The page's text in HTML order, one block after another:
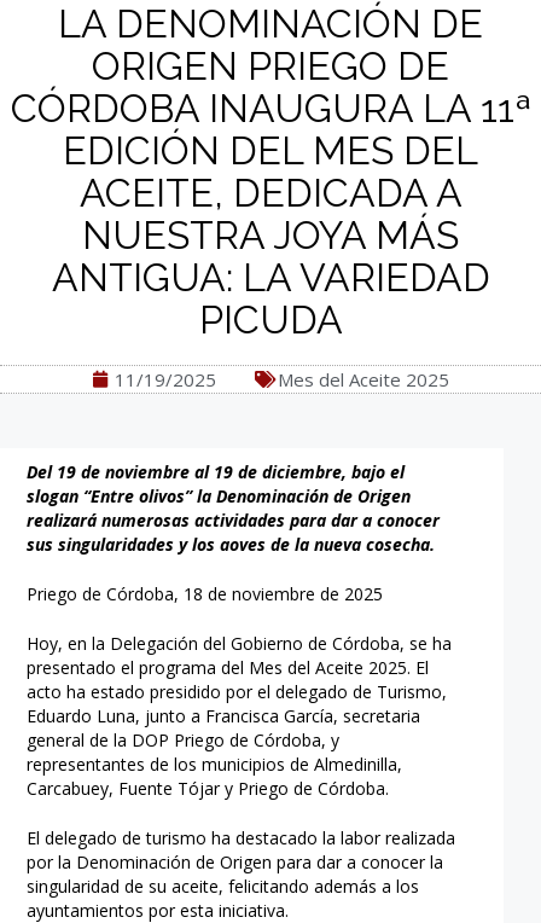
LA DENOMINACIÓN DE
ORIGEN PRIEGO DE
CÓRDOBA INAUGURA LA 11ª
EDICIÓN DEL MES DEL
ACEITE, DEDICADA A
NUESTRA JOYA MÁS
ANTIGUA: LA VARIEDAD
PICUDA
11/19/2025 Mes del Aceite 2025
Del 19 de noviembre al 19 de diciembre, bajo el
slogan “Entre olivos” la Denominación de Origen
realizará numerosas actividades para dar a conocer
sus singularidades y los aoves de la nueva cosecha.
Priego de Córdoba, 18 de noviembre de 2025
Hoy, en la Delegación del Gobierno de Córdoba, se ha
presentado el programa del Mes del Aceite 2025. El
acto ha estado presidido por el delegado de Turismo,
Eduardo Luna, junto a Francisca García, secretaria
general de la DOP Priego de Córdoba, y
representantes de los municipios de Almedinilla,
Carcabuey, Fuente Tójar y Priego de Córdoba.
El delegado de turismo ha destacado la labor realizada
por la Denominación de Origen para dar a conocer la
singularidad de su aceite, felicitando además a los
ayuntamientos por esta iniciativa.